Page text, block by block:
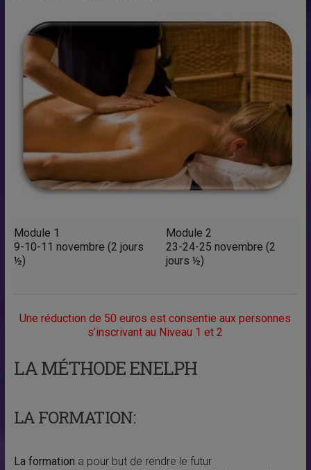
Module 1
9-10-11 novembre (2 jours
½)
Module 2
23-24-25 novembre (2
jours ½)
Une réduction de 50 euros est consentie aux personnes
s’inscrivant au Niveau 1 et 2
LA MÉTHODE ENELPH
LA FORMATION:
La formation a pour but de rendre le futur